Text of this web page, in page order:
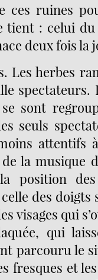
ces ruines
tient : celui
deux fois la
Les herbes
spectateurs.
sont
seuls
attentifs
de la musique
position
des doigts
visages qui
qui
parcouru le
fresques et